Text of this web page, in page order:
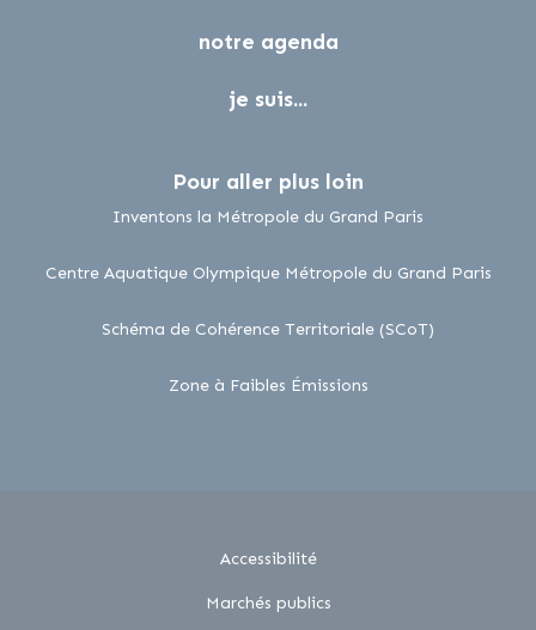
notre agenda
je suis...
Pour aller plus loin
Inventons la Métropole du Grand Paris
Centre Aquatique Olympique Métropole du Grand Parislien
Schéma de Cohérence Territoriale (SCoT)
Zone à Faibles Émissionslien externe
Accessibilité
Marchés publics